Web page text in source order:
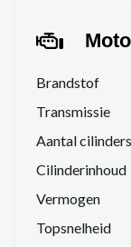
Brandstof
Transmissie
Aantal cilinders
Cilinderinhoud
Vermogen
Topsnelheid